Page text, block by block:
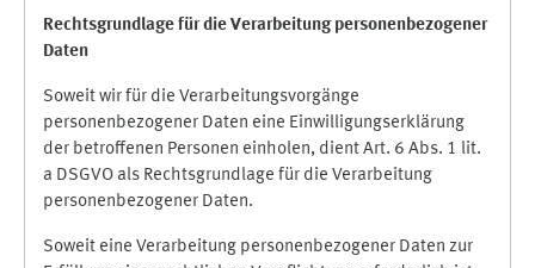
Rechtsgrundlage für die Verarbeitung personenbezogener
Daten
Soweit wir für die Verarbeitungsvorgänge
personenbezogener Daten eine Einwilligungserklärung
der betroffenen Personen einholen, dient Art. 6 Abs. 1 lit.
a DSGVO als Rechtsgrundlage für die Verarbeitung
personenbezogener Daten.
Soweit eine Verarbeitung personenbezogener Daten zur